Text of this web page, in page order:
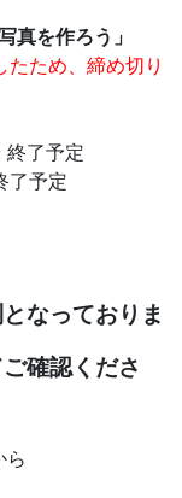
真を作ろう」
ため、締め切り
終了予定
了予定
なっておりま
確認くださ
ら